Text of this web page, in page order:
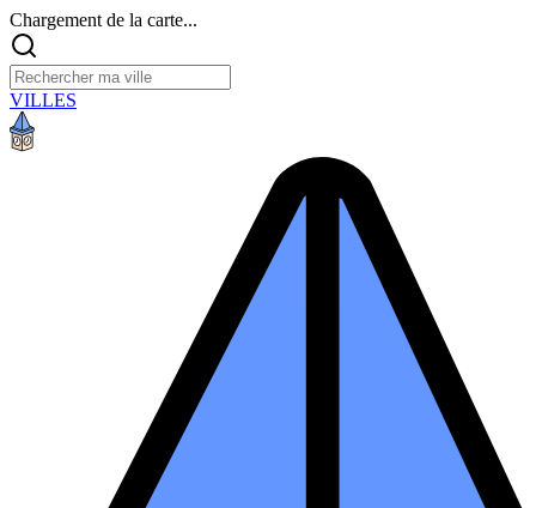
Chargement de la carte...
VILLES